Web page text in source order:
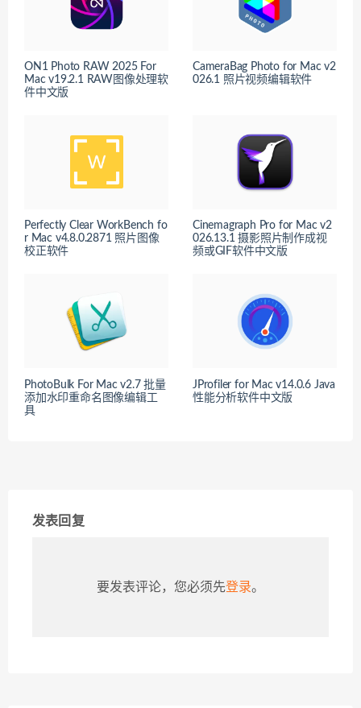
ON1 Photo RAW 2025 For
Mac v19.2.1 RAW图像处理软
件中文版
CameraBag Photo for Mac v2
026.1 照片视频编辑软件
Perfectly Clear WorkBench fo
r Mac v4.8.0.2871 照片图像
校正软件
Cinemagraph Pro for Mac v2
026.13.1 摄影照片制作成视
频或GIF软件中文版
PhotoBulk For Mac v2.7 批量
添加水印重命名图像编辑工
具
JProfiler for Mac v14.0.6 Java
性能分析软件中文版
发表回复
要发表评论，您必须先登录。